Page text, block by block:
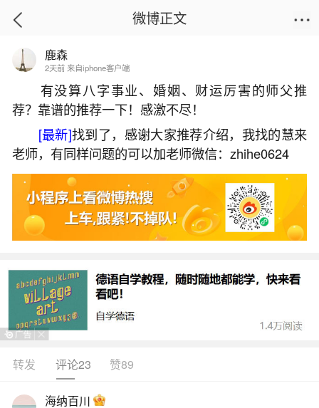
首页
属马一个月运势如何？
2026-05-31 18:09:23 20 5 赞
生活中像属马一个月运势如何？都是很常见的
问题，但是小问题不注意可能会引起大麻烦，下面
微博正文
鹿森
2天前 来自iphone客户端
有没算八字事业、婚姻、财运厉害的师父推
荐？靠谱的推荐一下！感激不尽！
[最新]找到了，感谢大家推荐介绍，我找的慧来
老师，有同样问题的可以加老师微信：zhihe0624
转发 评论23 赞89
海纳百川